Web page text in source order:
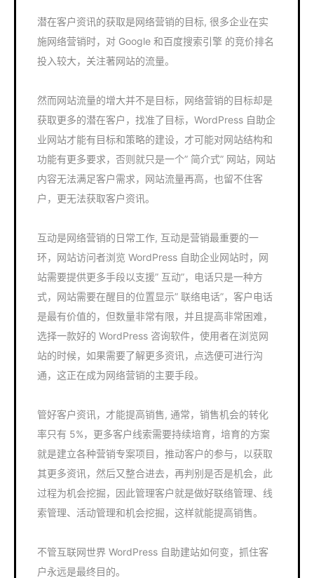
潜在客户资讯的获取是网络营销的目标, 很多企业在实
施网络营销时，对 Google 和百度搜索引擎 的竞价排名
投入较大，关注著网站的流量。
然而网站流量的增大并不是目标，网络营销的目标却是
获取更多的潜在客户，找准了目标，WordPress 自助企
业网站才能有目标和策略的建设，才可能对网站结构和
功能有更多要求，否则就只是一个” 简介式” 网站，网站
内容无法满足客户需求，网站流量再高，也留不住客
户，更无法获取客户资讯。
互动是网络营销的日常工作, 互动是营销最重要的一
环，网站访问者浏览 WordPress 自助企业网站时，网
站需要提供更多手段以支援” 互动”，电话只是一种方
式，网站需要在醒目的位置显示” 联络电话”，客户电话
是最有价值的，但数量非常有限，并且提高非常困难，
选择一款好的 WordPress 咨询软件，使用者在浏览网
站的时候，如果需要了解更多资讯，点选便可进行沟
通，这正在成为网络营销的主要手段。
管好客户资讯，才能提高销售, 通常，销售机会的转化
率只有 5%，更多客户线索需要持续培育，培育的方案
就是建立各种营销专案项目，推动客户的参与，以获取
其更多资讯，然后又整合进去，再判别是否是机会，此
过程为机会挖掘，因此管理客户就是做好联络管理、线
索管理、活动管理和机会挖掘，这样就能提高销售。
不管互联网世界 WordPress 自助建站如何变，抓住客
户永远是最终目的。